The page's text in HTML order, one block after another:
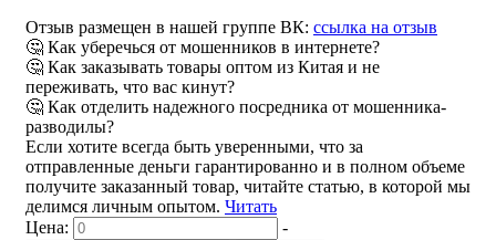
Отзыв размещен в нашей группе ВК: ссылка на отзыв
🤔 Как уберечься от мошенников в интернете?
🤔 Как заказывать товары оптом из Китая и не
переживать, что вас кинут?
🤔 Как отделить надежного посредника от мошенника-
разводилы?
Если хотите всегда быть уверенными, что за
отправленные деньги гарантированно и в полном объеме
получите заказанный товар, читайте статью, в которой мы
делимся личным опытом. Читать
Цена: -